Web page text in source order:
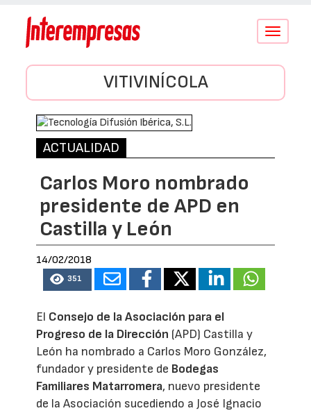
Conmutar
VITIVINÍCOLA
ACTUALIDAD
Carlos Moro nombrado
presidente de APD en
Castilla y León
14/02/2018
351
El Consejo de la Asociación para el
Progreso de la Dirección (APD) Castilla y
León ha nombrado a Carlos Moro González,
fundador y presidente de Bodegas
Familiares Matarromera, nuevo presidente
de la Asociación sucediendo a José Ignacio